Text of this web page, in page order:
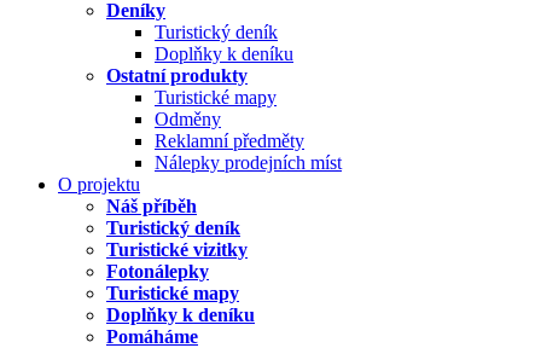
Deníky
Turistický deník
Doplňky k deníku
Ostatní produkty
Turistické mapy
Odměny
Reklamní předměty
Nálepky prodejních míst
O projektu
Náš příběh
Turistický deník
Turistické vizitky
Fotonálepky
Turistické mapy
Doplňky k deníku
Pomáháme